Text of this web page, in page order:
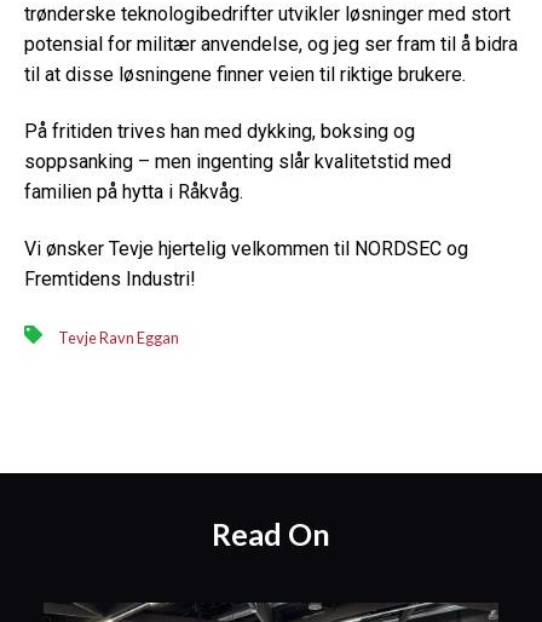
trønderske teknologibedrifter utvikler løsninger med stort
potensial for militær anvendelse, og jeg ser fram til å bidra
til at disse løsningene finner veien til riktige brukere.
På fritiden trives han med dykking, boksing og
soppsanking – men ingenting slår kvalitetstid med
familien på hytta i Råkvåg.
Vi ønsker Tevje hjertelig velkommen til NORDSEC og
Fremtidens Industri!
Tevje Ravn Eggan
Read On